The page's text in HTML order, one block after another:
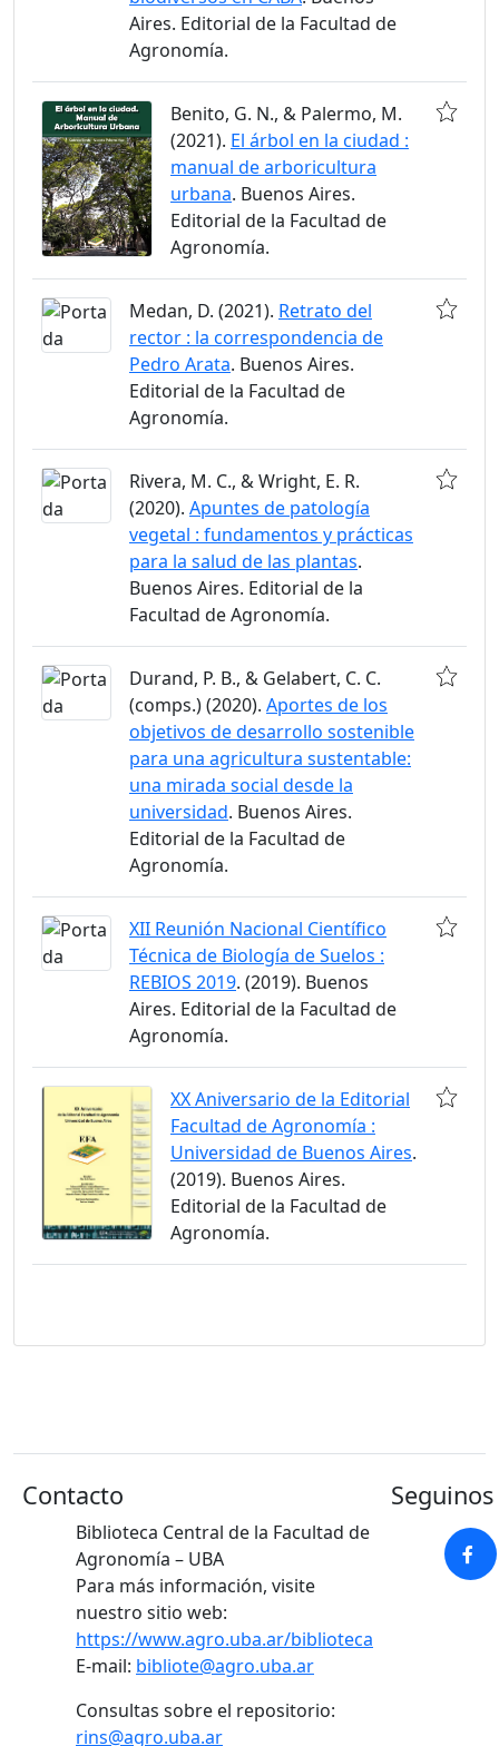
Aires. Editorial de la Facultad de
Agronomía.
Benito, G. N., & Palermo, M.
(2021). El árbol en la ciudad :
manual de arboricultura
urbana. Buenos Aires.
Editorial de la Facultad de
Agronomía.
Medan, D. (2021). Retrato del
rector : la correspondencia de
Pedro Arata. Buenos Aires.
Editorial de la Facultad de
Agronomía.
Rivera, M. C., & Wright, E. R.
(2020). Apuntes de patología
vegetal : fundamentos y prácticas
para la salud de las plantas.
Buenos Aires. Editorial de la
Facultad de Agronomía.
Durand, P. B., & Gelabert, C. C.
(comps.) (2020). Aportes de los
objetivos de desarrollo sostenible
para una agricultura sustentable:
una mirada social desde la
universidad. Buenos Aires.
Editorial de la Facultad de
Agronomía.
XII Reunión Nacional Científico
Técnica de Biología de Suelos :
REBIOS 2019. (2019). Buenos
Aires. Editorial de la Facultad de
Agronomía.
XX Aniversario de la Editorial
Facultad de Agronomía :
Universidad de Buenos Aires.
(2019). Buenos Aires.
Editorial de la Facultad de
Agronomía.
Contacto
Biblioteca Central de la Facultad de
Agronomía – UBA
Para más información, visite
nuestro sitio web:
https://www.agro.uba.ar/biblioteca
E-mail: bibliote@agro.uba.ar
Consultas sobre el repositorio:
rins@agro.uba.ar